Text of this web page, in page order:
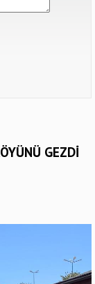
GEZDİ